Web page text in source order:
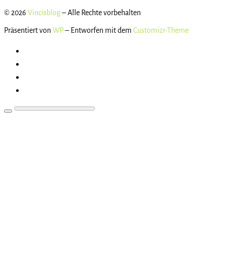
© 2026 Vincisblog– Alle Rechte vorbehalten
Präsentiert von WP– Entworfen mit dem Customizr-Theme